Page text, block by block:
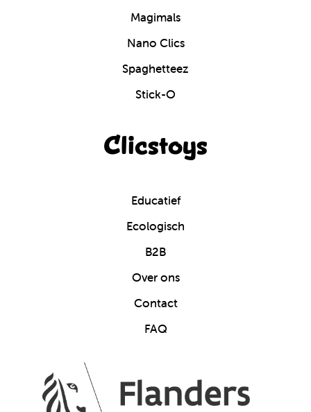
Magimals
Nano Clics
Spaghetteez
Stick-O
Clicstoys
Educatief
Ecologisch
B2B
Over ons
Contact
FAQ